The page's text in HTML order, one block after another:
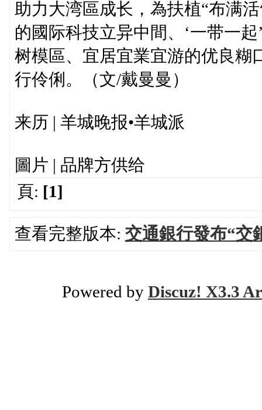
助力大湾區成长，為扶植“布满
的國际科技立异中間、‘一带一
树模區、宜居宜業宜游的优良糊
行伶俐。（文/戴曼曼）
来历 | 羊城晚报•羊城派
圖片 | 品牌方供给
頁: [1]
查看完整版本: 交通銀行發布“交
Powered by Discuz! X3.3